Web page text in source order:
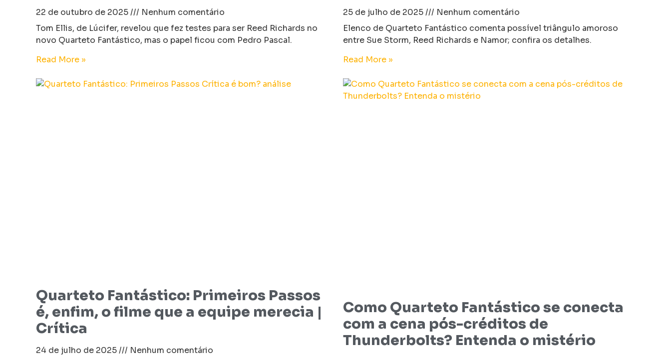
22 de outubro de 2025
Nenhum comentário
Tom Ellis, de Lúcifer, revelou que fez testes para ser Reed Richards no
novo Quarteto Fantástico, mas o papel ficou com Pedro Pascal.
Read More »
25 de julho de 2025
Nenhum comentário
Elenco de Quarteto Fantástico comenta possível triângulo amoroso
entre Sue Storm, Reed Richards e Namor; confira os detalhes.
Read More »
Quarteto Fantástico: Primeiros Passos
é, enfim, o filme que a equipe merecia |
Crítica
24 de julho de 2025
Nenhum comentário
Como Quarteto Fantástico se conecta
com a cena pós-créditos de
Thunderbolts? Entenda o mistério